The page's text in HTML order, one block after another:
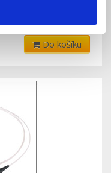
Do košíku